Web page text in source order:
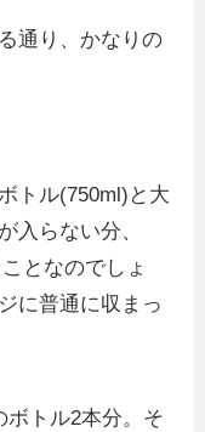
通り、かなりの
トル(750ml)と大
入らない分、
となのでしょ
に普通に収まっ
ボトル2本分。そ